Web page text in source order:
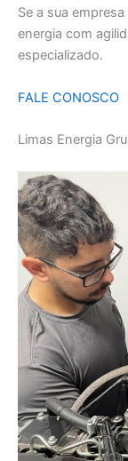
Se a sua
energia com
especializado.
FALE CONOSCO
Limas Energia